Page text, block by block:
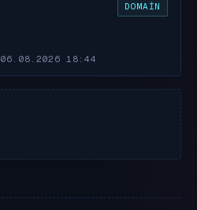
DOMAIN
06.08.2026 18:44